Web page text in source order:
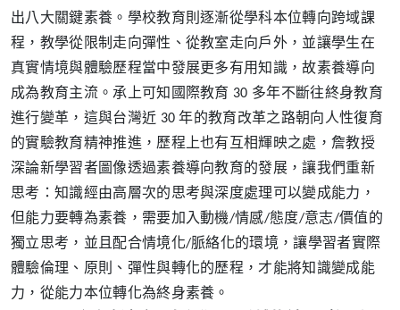
出八大關鍵素養。學校教育則逐漸從學科本位轉向跨域課
程，教學從限制走向彈性、從教室走向戶外，並讓學生在
真實情境與體驗歷程當中發展更多有用知識，故素養導向
成為教育主流。承上可知國際教育 30 多年不斷往終身教育
進行變革，這與台灣近 30 年的教育改革之路朝向人性復育
的實驗教育精神推進，歷程上也有互相輝映之處，詹教授
深論新學習者圖像透過素養導向教育的發展，讓我們重新
思考：知識經由高層次的思考與深度處理可以變成能力，
但能力要轉為素養，需要加入動機/情感/態度/意志/價值的
獨立思考，並且配合情境化/脈絡化的環境，讓學習者實際
體驗倫理、原則、彈性與轉化的歷程，才能將知識變成能
力，從能力本位轉化為終身素養。